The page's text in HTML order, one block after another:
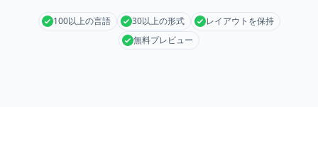
100以上の言語 30以上の形式
レイアウトを保持
無料プレビュー